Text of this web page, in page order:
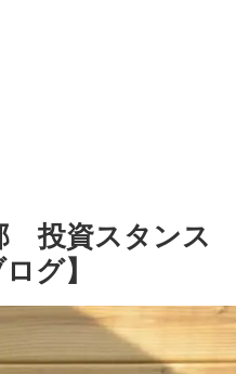
投資スタン
グ】